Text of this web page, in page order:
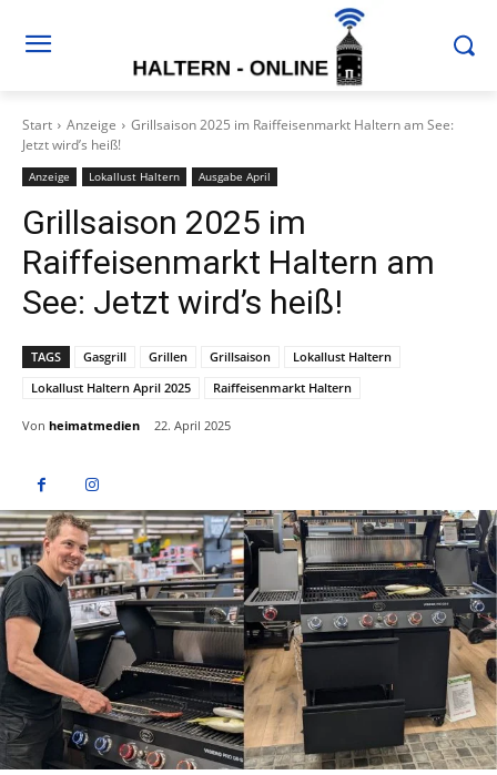
Start Anzeige
Grillsaison 2025 im Raiffeisenmarkt Haltern am See:
Jetzt wird’s heiß!
Anzeige Lokallust Haltern Ausgabe April
Grillsaison 2025 im
Raiffeisenmarkt Haltern am
See: Jetzt wird’s heiß!
TAGS Gasgrill Grillen Grillsaison
Lokallust Haltern
Lokallust Haltern April 2025
Raiffeisenmarkt Haltern
Von heimatmedien 22. April 2025